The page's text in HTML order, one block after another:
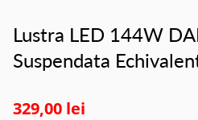
Lustra LED 144W
Suspendata
329,00 lei